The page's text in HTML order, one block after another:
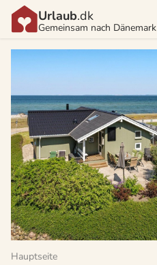
Urlaub.dk
Gemeinsam nach Dänemark
Hauptseite